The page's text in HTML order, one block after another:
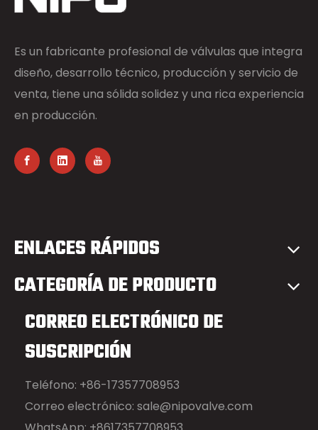
Es un fabricante profesional de válvulas que integra
diseño, desarrollo técnico, producción y servicio de
venta, tiene una sólida solidez y una rica experiencia
en producción.
ENLACES RÁPIDOS
CATEGORÍA DE PRODUCTO
CORREO ELECTRÓNICO DE
SUSCRIPCIÓN
Teléfono: +86-17357708953
Correo electrónico: sale@nipovalve.com